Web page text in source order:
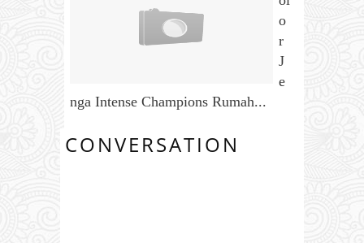
o
r
J
e
nga Intense Champions Rumah...
CONVERSATION